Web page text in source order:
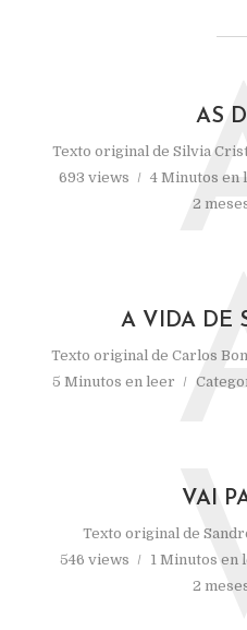
AS
Texto original de Silvia
693 views
4 Minutos en
2
A VIDA DE
Texto original de Carlos
5 Minutos en leer
VAI
Texto original de
546 views
1 Minutos en
2